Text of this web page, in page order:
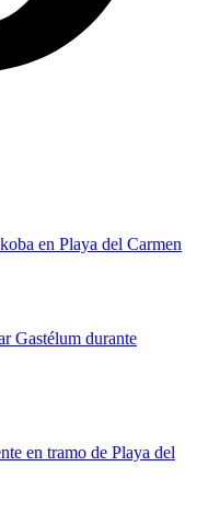
en Playa del Carmen
Gastélum durante
en tramo de Playa del